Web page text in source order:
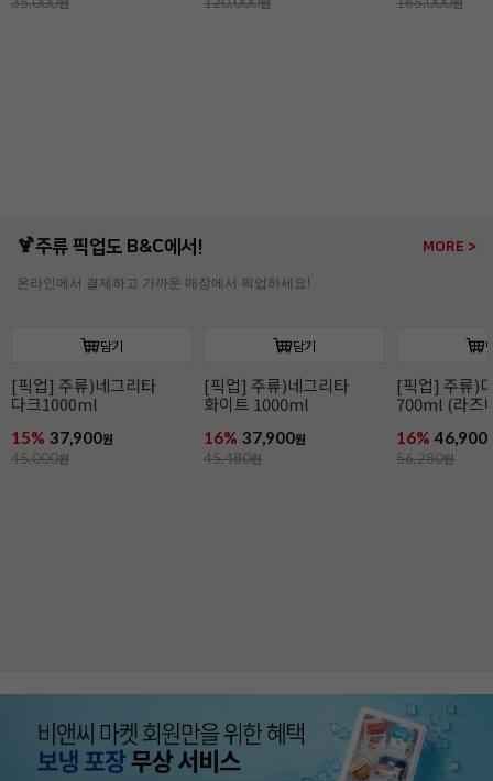
🍹주류 픽업도 B&C에서! MORE >
온라인에서 결제하고 가까운 매장에서 픽업하세요!
담기
[픽업] 주류)디종 산딸기
700ml (라즈베리)
16% 46,900원
56,280원
담기
[픽업] 주류)꼬인트루
(코인트로) 700ml
16% 41,900원
49,900원
[픽업] 주류)
1000ml
16% 86,900
104,280원